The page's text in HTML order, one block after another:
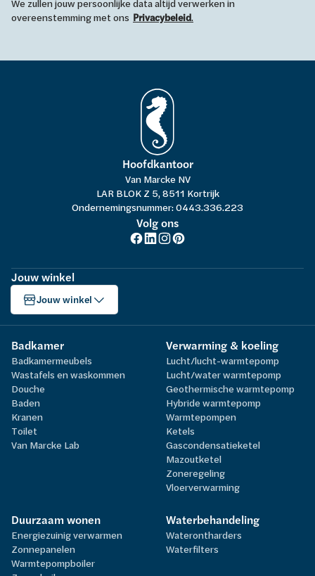
We zullen jouw persoonlijke data altijd verwerken in
overeenstemming met ons Privacybeleid.
Hoofdkantoor
Van Marcke NV
LAR BLOK Z 5, 8511 Kortrijk
Ondernemingsnummer: 0443.336.223
Volg ons
Jouw winkel
Jouw winkel
Badkamer
Badkamermeubels
Wastafels en waskommen
Douche
Baden
Kranen
Toilet
Van Marcke Lab
Verwarming & koeling
Lucht/lucht-warmtepomp
Lucht/water warmtepomp
Geothermische warmtepomp
Hybride warmtepomp
Warmtepompen
Ketels
Gascondensatieketel
Mazoutketel
Zoneregeling
Vloerverwarming
Duurzaam wonen
Energiezuinig verwarmen
Zonnepanelen
Warmtepompboiler
Waterbehandeling
Waterontharders
Waterfilters